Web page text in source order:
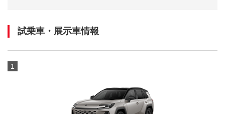
試乗車・展示車情報
1